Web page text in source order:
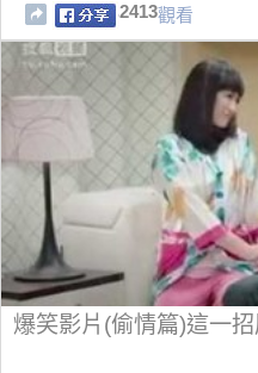
2413觀看
爆笑影片(偷情篇)這一